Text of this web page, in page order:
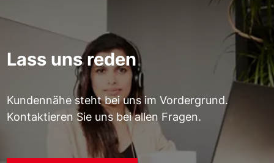
Lass uns reden
Kundennähe steht bei uns im Vordergrund.
Kontaktieren Sie uns bei allen Fragen.